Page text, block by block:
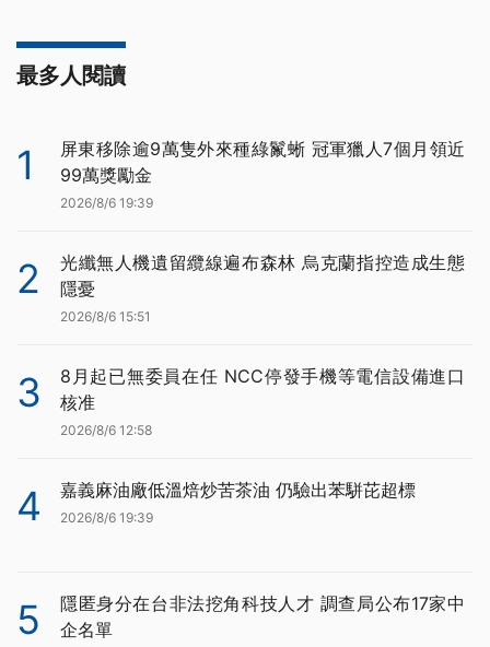
最多人閱讀
1
屏東移除逾9萬隻外來種綠鬣蜥 冠軍獵人7個月領近
99萬獎勵金
2026/8/6 19:39
2
光纖無人機遺留纜線遍布森林 烏克蘭指控造成生態
隱憂
2026/8/6 15:51
3
8月起已無委員在任 NCC停發手機等電信設備進口
核准
2026/8/6 12:58
4 嘉義麻油廠低溫焙炒苦茶油 仍驗出苯駢芘超標
2026/8/6 19:39
5
隱匿身分在台非法挖角科技人才 調查局公布17家中
企名單